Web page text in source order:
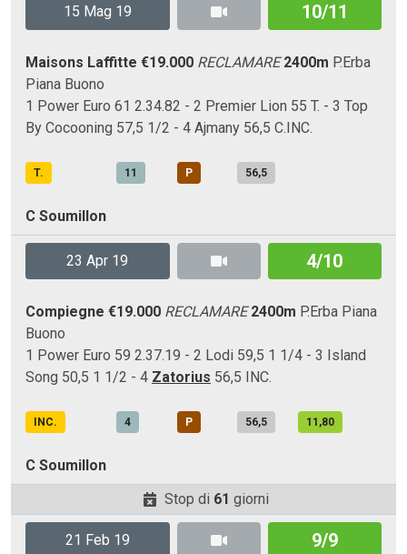
15 Mag 19 10/11
Maisons Laffitte €19.000 RECLAMARE 2400m P.Erba
Piana Buono
1 Power Euro 61 2.34.82 - 2 Premier Lion 55 T. - 3 Top
By Cocooning 57,5 1/2 - 4 Ajmany 56,5 C.INC.
T. 11 P 56,5
C Soumillon
23 Apr 19 4/10
Compiegne €19.000 RECLAMARE 2400m P.Erba Piana
Buono
1 Power Euro 59 2.37.19 - 2 Lodi 59,5 1 1/4 - 3 Island
Song 50,5 1 1/2 - 4 Zatorius 56,5 INC.
INC. 4 P 56,5 11,80
C Soumillon
Stop di 61 giorni
21 Feb 19 9/9